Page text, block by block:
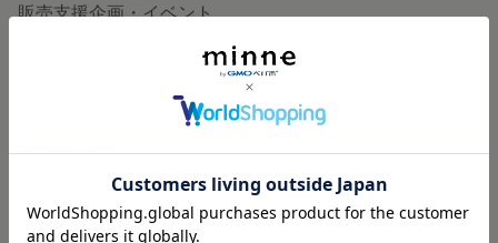
販売支援企画・イベント
minneとものづくりと
minneの本